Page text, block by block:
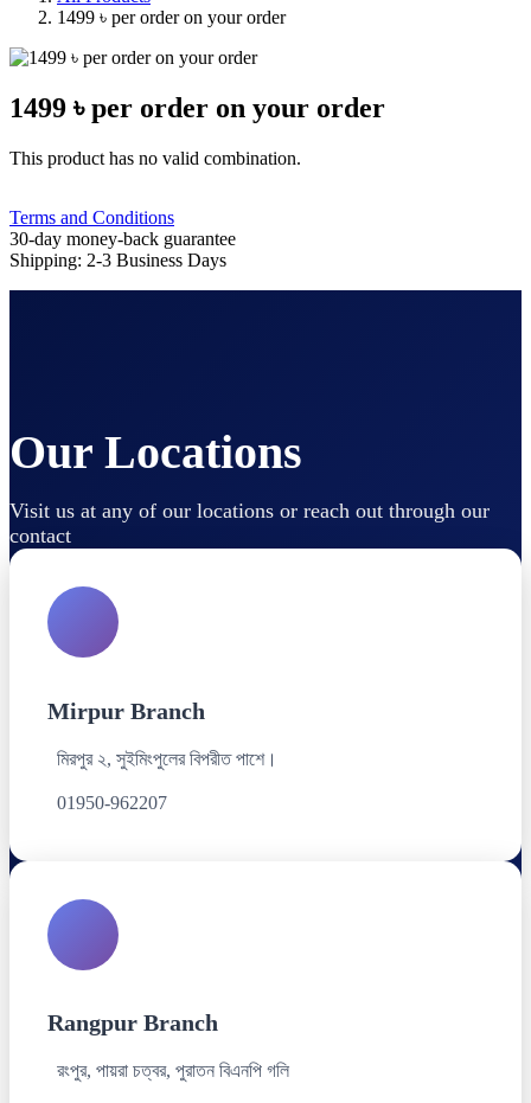
1499 ৳ per order on your order
1499 ৳ per order on your order
This product has no valid combination.
Terms and Conditions
30-day money-back guarantee
Shipping: 2-3 Business Days
Our Locations
Visit us at any of our locations or reach out through our
contact
Mirpur Branch
মিরপুর ২, সুইমিংপুলের বিপরীত পাশে।
01950-962207
Rangpur Branch
রংপুর, পায়রা চত্বর, পুরাতন বিএনপি গলি